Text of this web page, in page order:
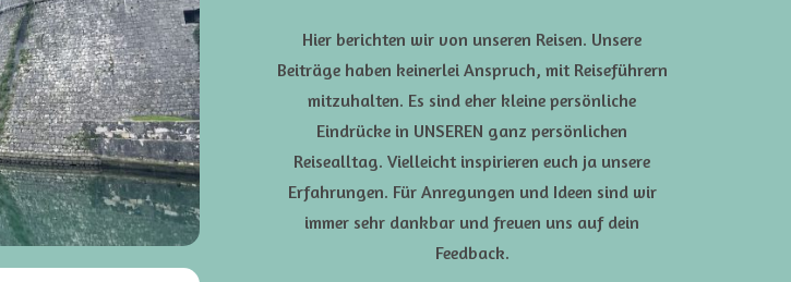
Hier berichten wir von unseren Reisen. Unsere
Beiträge haben keinerlei Anspruch, mit Reiseführern
mitzuhalten. Es sind eher kleine persönliche
Eindrücke in UNSEREN ganz persönlichen
Reisealltag. Vielleicht inspirieren euch ja unsere
Erfahrungen. Für Anregungen und Ideen sind wir
immer sehr dankbar und freuen uns auf dein
Feedback.